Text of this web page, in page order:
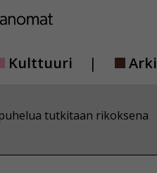
Kulttuuri Arki
tutkitaan rikoksena